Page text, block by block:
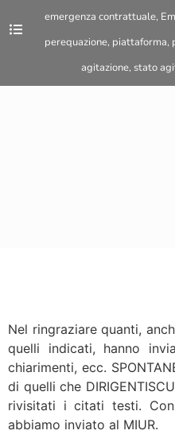
emergenza contrattuale,
perequazione, piattaforma,
agitazione, stato
Nel ringraziare quanti,
quelli indicati, hanno
chiarimenti, ecc.
di quelli che
rivisitati i citati testi.
abbiamo inviato al MIUR.